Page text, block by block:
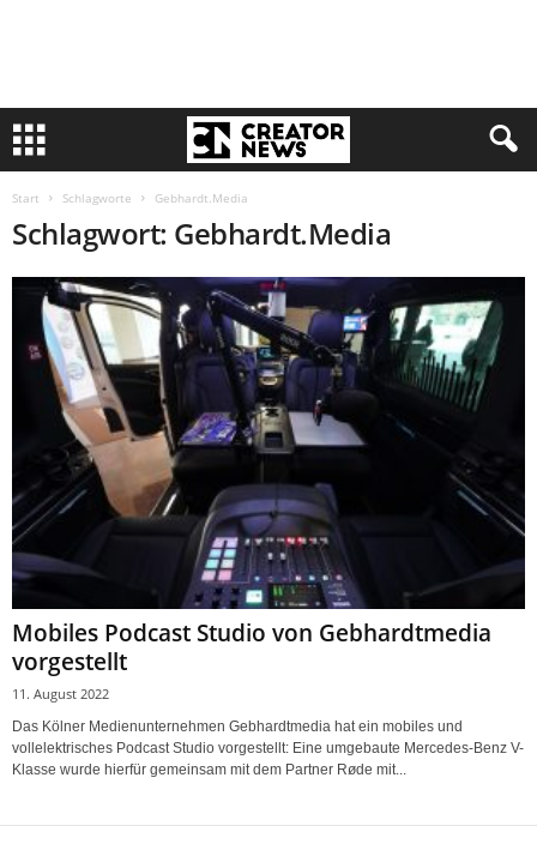
Start Schlagworte Gebhardt.Media
Schlagwort: Gebhardt.Media
Mobiles Podcast Studio von Gebhardtmedia
vorgestellt
11. August 2022
Das Kölner Medienunternehmen Gebhardtmedia hat ein mobiles und
vollelektrisches Podcast Studio vorgestellt: Eine umgebaute Mercedes-Benz V-
Klasse wurde hierfür gemeinsam mit dem Partner Røde mit...